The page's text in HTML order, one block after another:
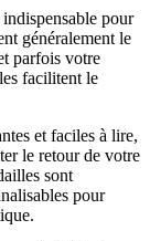
pour
généralement le
parfois votre
facilitent le
et faciles à lire,
le retour de votre
sont
pour